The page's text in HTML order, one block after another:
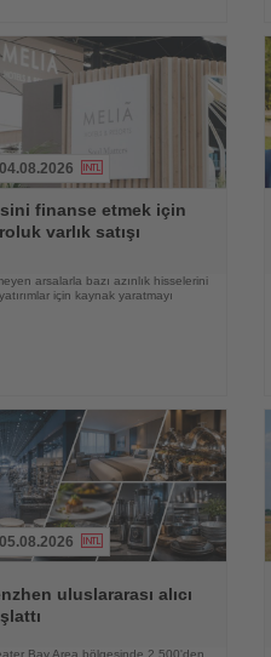
04.08.2026
finanse etmek için
varlık satışı
arsalarla bazı azınlık hisselerini
için kaynak yaratmayı
05.08.2026
uluslararası alıcı
Bay Area bölgesinde 2.500'den